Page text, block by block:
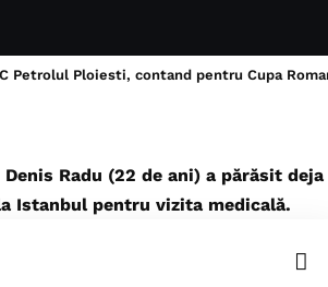
Petrolul Ploiesti, contand pentru Cupa
Radu (22 de ani) a părăsit deja
Istanbul pentru vizita medicală.